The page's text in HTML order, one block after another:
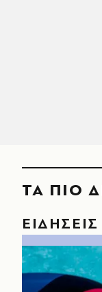
ΤΑ ΠΙΟ
ΕΙΔΗΣΕΙΣ